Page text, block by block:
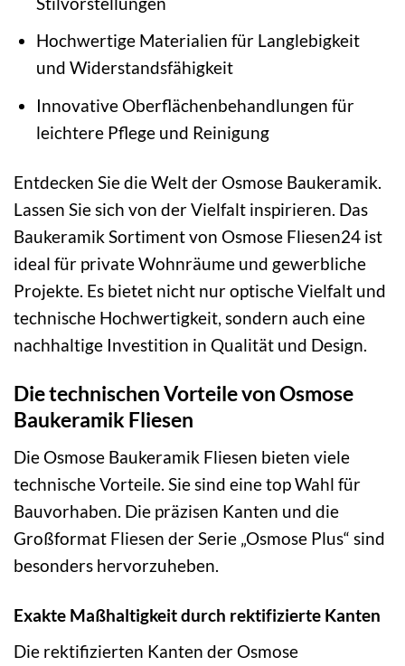
Hochwertige Materialien für Langlebigkeit
und Widerstandsfähigkeit
Innovative Oberflächenbehandlungen für
leichtere Pflege und Reinigung
Entdecken Sie die Welt der Osmose Baukeramik.
Lassen Sie sich von der Vielfalt inspirieren. Das
Baukeramik Sortiment von Osmose Fliesen24 ist
ideal für private Wohnräume und gewerbliche
Projekte. Es bietet nicht nur optische Vielfalt und
technische Hochwertigkeit, sondern auch eine
nachhaltige Investition in Qualität und Design.
Die technischen Vorteile von Osmose
Baukeramik Fliesen
Die Osmose Baukeramik Fliesen bieten viele
technische Vorteile. Sie sind eine top Wahl für
Bauvorhaben. Die präzisen Kanten und die
Großformat Fliesen der Serie „Osmose Plus“ sind
besonders hervorzuheben.
Exakte Maßhaltigkeit durch rektifizierte Kanten
Die rektifizierten Kanten der Osmose